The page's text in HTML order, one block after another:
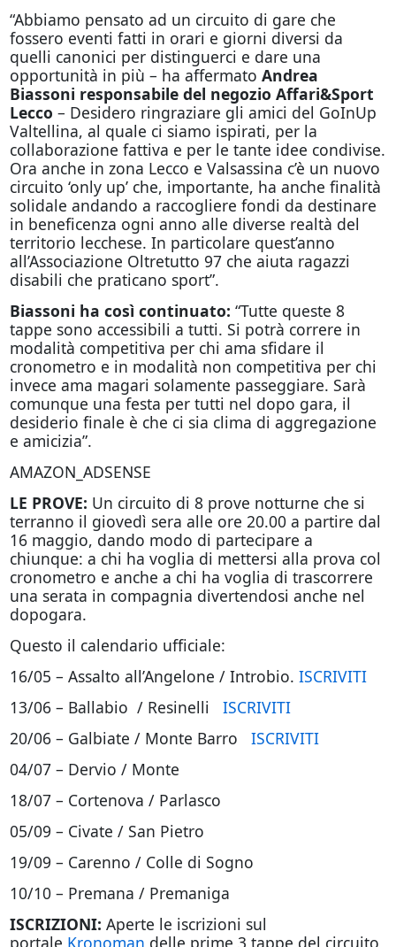
“Abbiamo pensato ad un circuito di gare che
fossero eventi fatti in orari e giorni diversi da
quelli canonici per distinguerci e dare una
opportunità in più – ha affermato Andrea
Biassoni responsabile del negozio Affari&Sport
Lecco – Desidero ringraziare gli amici del GoInUp
Valtellina, al quale ci siamo ispirati, per la
collaborazione fattiva e per le tante idee condivise.
Ora anche in zona Lecco e Valsassina c’è un nuovo
circuito ‘only up’ che, importante, ha anche finalità
solidale andando a raccogliere fondi da destinare
in beneficenza ogni anno alle diverse realtà del
territorio lecchese. In particolare quest’anno
all’Associazione Oltretutto 97 che aiuta ragazzi
disabili che praticano sport”.
Biassoni ha così continuato: “Tutte queste 8
tappe sono accessibili a tutti. Si potrà correre in
modalità competitiva per chi ama sfidare il
cronometro e in modalità non competitiva per chi
invece ama magari solamente passeggiare. Sarà
comunque una festa per tutti nel dopo gara, il
desiderio finale è che ci sia clima di aggregazione
e amicizia”.
AMAZON_ADSENSE
LE PROVE: Un circuito di 8 prove notturne che si
terranno il giovedì sera alle ore 20.00 a partire dal
16 maggio, dando modo di partecipare a
chiunque: a chi ha voglia di mettersi alla prova col
cronometro e anche a chi ha voglia di trascorrere
una serata in compagnia divertendosi anche nel
dopogara.
Questo il calendario ufficiale:
16/05 – Assalto all’Angelone / Introbio. ISCRIVITI
13/06 – Ballabio / Resinelli ISCRIVITI
20/06 – Galbiate / Monte Barro ISCRIVITI
04/07 – Dervio / Monte
18/07 – Cortenova / Parlasco
05/09 – Civate / San Pietro
19/09 – Carenno / Colle di Sogno
10/10 – Premana / Premaniga
ISCRIZIONI: Aperte le iscrizioni sul
portale Kronoman delle prime 3 tappe del circuito